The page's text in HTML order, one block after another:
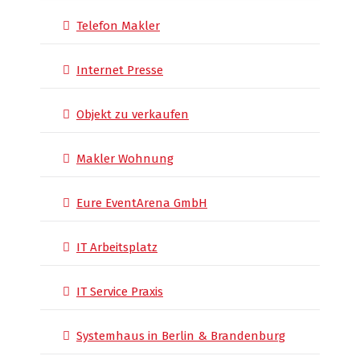
Telefon Makler
Internet Presse
Objekt zu verkaufen
Makler Wohnung
Eure EventArena GmbH
IT Arbeitsplatz
IT Service Praxis
Systemhaus in Berlin & Brandenburg